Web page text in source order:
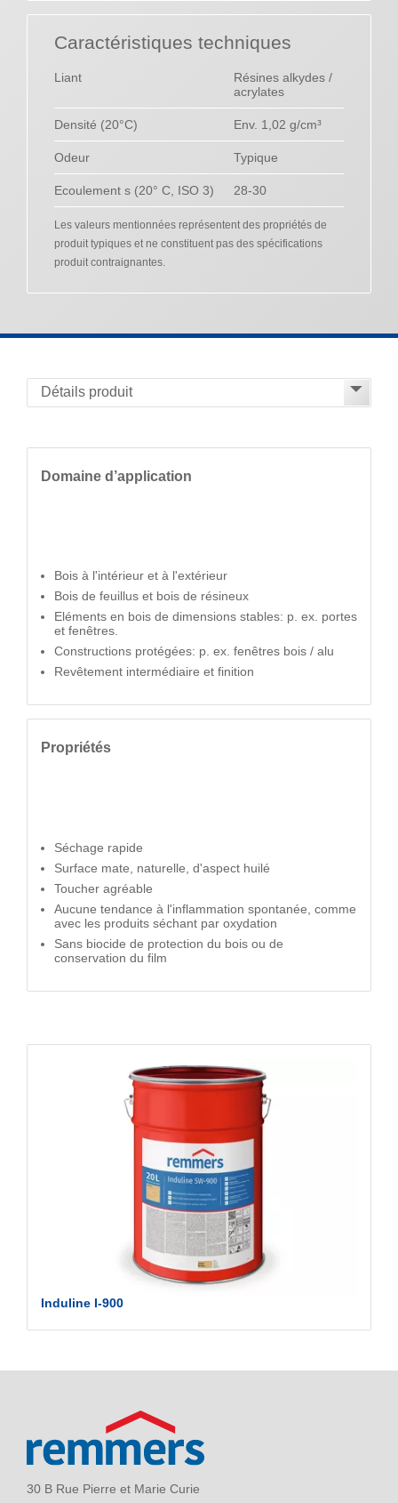
Caractéristiques techniques
Liant
Résines alkydes /
acrylates
Densité (20°C) Env. 1,02 g/cm³
Odeur Typique
Ecoulement s (20° C, ISO 3) 28-30
Les valeurs mentionnées représentent des propriétés de
produit typiques et ne constituent pas des spécifications
produit contraignantes.
Domaine d’application
Bois à l'intérieur et à l'extérieur
Bois de feuillus et bois de résineux
Eléments en bois de dimensions stables: p. ex. portes
et fenêtres.
Constructions protégées: p. ex. fenêtres bois / alu
Revêtement intermédiaire et finition
Propriétés
Séchage rapide
Surface mate, naturelle, d'aspect huilé
Toucher agréable
Aucune tendance à l'inflammation spontanée, comme
avec les produits séchant par oxydation
Sans biocide de protection du bois ou de
conservation du film
Induline I-900
30 B Rue Pierre et Marie Curie